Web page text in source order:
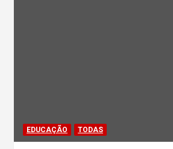
EDUCAÇÃO TODAS